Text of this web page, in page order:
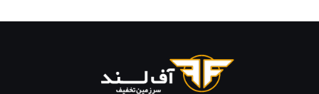
تمرکز بر نوآوری به EVGA کمک کرده است که در خط مقدم صنعت
سخت‌افزار رایانه باقی بماند و تضمین می‌کند که محصولاتش همیشه جزو